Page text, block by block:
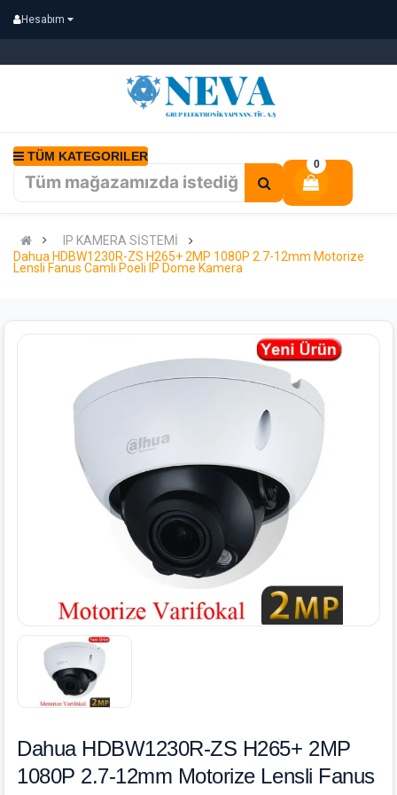
Hesabım
TÜM KATEGORILER
0
IP KAMERA SİSTEMİ
Dahua HDBW1230R-ZS H265+ 2MP 1080P 2.7-12mm Motorize
Lensli Fanus Camlı Poeli IP Dome Kamera
Dahua HDBW1230R-ZS H265+ 2MP
1080P 2.7-12mm Motorize Lensli Fanus